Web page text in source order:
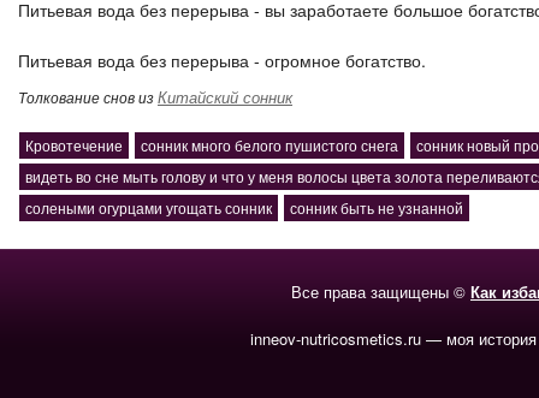
Питьевая вода без перерыва - вы заработаете большое
Питьевая вода без перерыва - огромное богатство.
Толкование снов изКитайский сонник
Кровотечение сонник много белого пушистого снега
сонник новый
видеть во сне мыть голову и что у меня волосы цвета золота
солеными огурцами угощать сонник
сонник быть не узнанной
Все права защищены © Как
inneov-nutricosmetics.ru — моя